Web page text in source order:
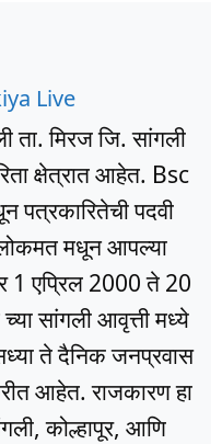
Live
ता. मिरज जि. सांगली
क्षेत्रात आहेत. Bsc
पत्रकारितेची पदवी
मधून आपल्या
1 एप्रिल 2000 ते 20
सांगली आवृत्ती मध्ये
ते दैनिक जनप्रवास
आहेत. राजकारण हा
कोल्हापूर, आणि